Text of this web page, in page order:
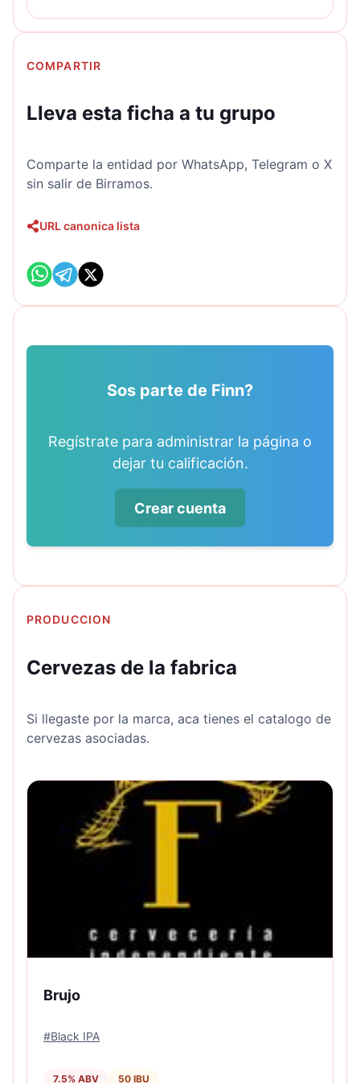
COMPARTIR
Lleva esta ficha a tu grupo
Comparte la entidad por WhatsApp, Telegram o X
sin salir de Birramos.
URL canonica lista
Sos parte de Finn?
Regístrate para administrar la página o
dejar tu calificación.
Crear cuenta
PRODUCCION
Cervezas de la fabrica
Si llegaste por la marca, aca tienes el catalogo de
cervezas asociadas.
Brujo
#Black IPA
7.5% ABV 50 IBU